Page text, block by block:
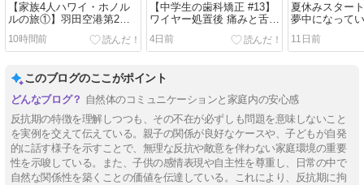
【家族4人ハワイ・ホノル
ルの旅①】羽田空港第2タ
ーミナル国際線＆ANAホノ
ルル便の機内食と機内での
10時間前
【中学生の歯科矯正 #13】
ワイヤー処置後 痛みと舌の
傷に苦しんだ1週間
4日前
夏休みスター
夢中になって
11日前
このブログのここがポイント
自然体のコミュニケーションと家庭内の安心感
反抗期の特徴を理解しつつも、その不在が必ずしも問題を意味しないこと
を実例を交えて伝えている。親子の関係が良好なケースや、子どもが自発
的に話す様子を示すことで、無理な反抗や敵意を伴わない家庭環境の重要
性を示唆している。また、子供の感情表現や自主性を尊重し、日常の中で
自然な関係性を築くことの価値を伝達している。これにより、反抗期に拘